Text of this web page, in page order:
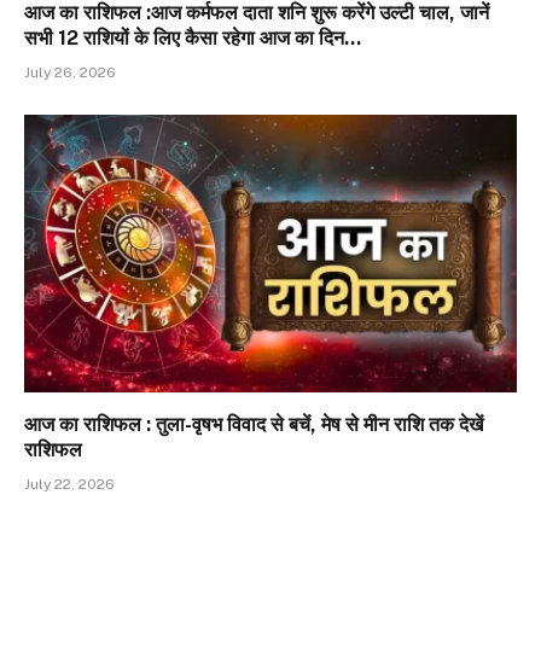
आज का राशिफल :आज कर्मफल दाता शनि शुरू करेंगे उल्टी चाल, जानें
सभी 12 राशियों के लिए कैसा रहेगा आज का दिन…
July 26, 2026
आज का राशिफल : तुला-वृषभ विवाद से बचें, मेष से मीन राशि तक देखें
राशिफल
July 22, 2026